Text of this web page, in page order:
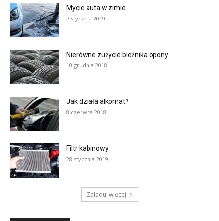
Mycie auta w zimie
7 stycznia 2019
Nierówne zużycie bieżnika opony
10 grudnia 2018
Jak działa alkomat?
8 czerwca 2018
Filtr kabinowy
28 stycznia 2019
Załaduj więcej